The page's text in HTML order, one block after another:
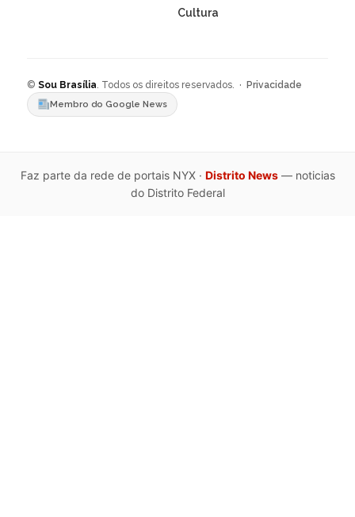
Cultura
© Sou Brasília. Todos os direitos reservados. · Privacidade
Membro do Google News
Faz parte da rede de portais NYX · Distrito News— noticias
do Distrito Federal